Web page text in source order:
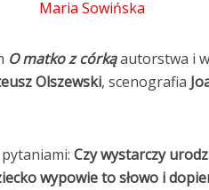
Maria Sowińska
O matko z córkąautorstwa i
Olszewski, scenografia
Czy wystarczy
wypowie to słowo i